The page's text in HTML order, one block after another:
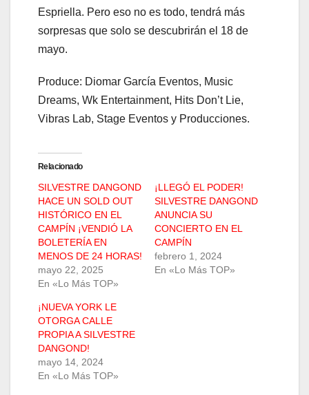
Espriella. Pero eso no es todo, tendrá más
sorpresas que solo se descubrirán el 18 de
mayo.
Produce: Diomar García Eventos, Music
Dreams, Wk Entertainment, Hits Don’t Lie,
Vibras Lab, Stage Eventos y Producciones.
Relacionado
SILVESTRE DANGOND
HACE UN SOLD OUT
HISTÓRICO EN EL
CAMPÍN ¡VENDIÓ LA
BOLETERÍA EN
MENOS DE 24 HORAS!
mayo 22, 2025
En «Lo Más TOP»
¡LLEGÓ EL PODER!
SILVESTRE DANGOND
ANUNCIA SU
CONCIERTO EN EL
CAMPÍN
febrero 1, 2024
En «Lo Más TOP»
¡NUEVA YORK LE
OTORGA CALLE
PROPIA A SILVESTRE
DANGOND!
mayo 14, 2024
En «Lo Más TOP»